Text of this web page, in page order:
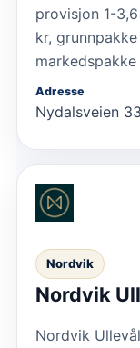
provisjon 1-
kr,
Adresse
Nydalsveien 33
Nordvik
Nordvik
Nordvik